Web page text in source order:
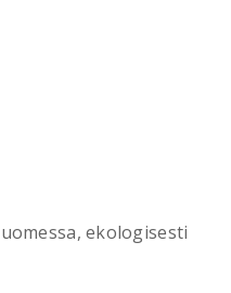
ekologisesti